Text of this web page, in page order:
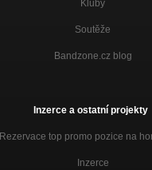
Kluby
Soutěže
Bandzone.cz blog
Inzerce a ostatní projekty
Rezervace top promo pozice na
Inzerce